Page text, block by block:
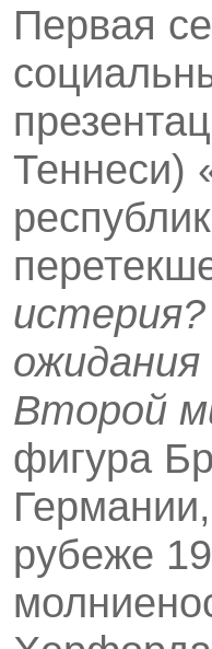
Первая
Теннеси)
Второй
фигура
рубеже